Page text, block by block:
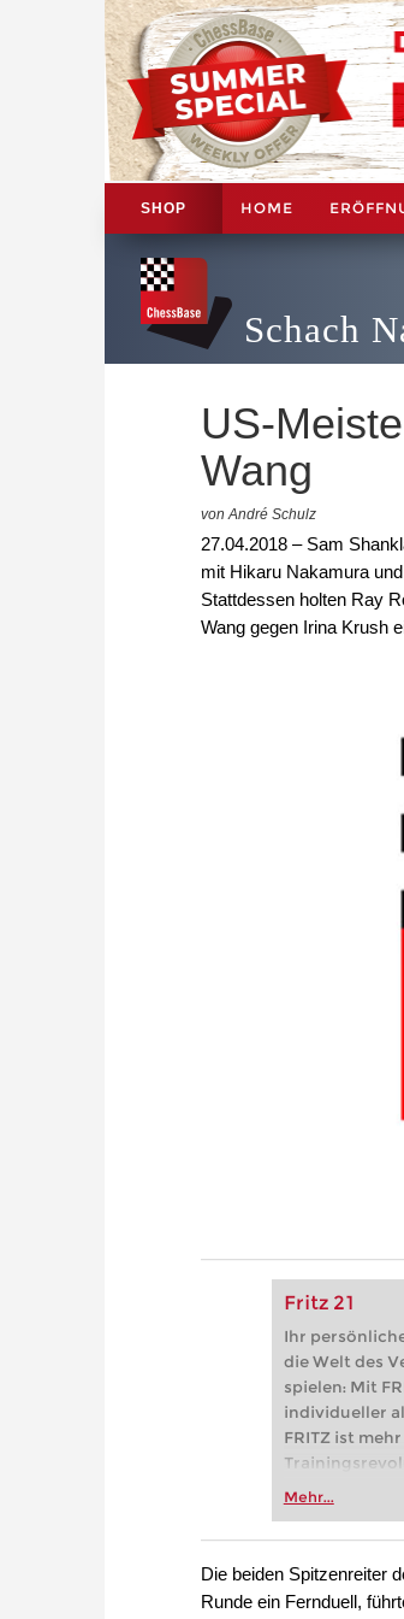
SHOP HOME
Schach
US-
Wang
von André Schulz
27.04.2018 – Sam
mit Hikaru Nakamura
Stattdessen holten Ray
Wang gegen Irina Krush
Fritz 21
Ihr
die Welt des
spielen: Mit
individueller
FRITZ ist
zuvor.
Mehr...
Die beiden Spitzenreiter
Runde ein Fernduell,